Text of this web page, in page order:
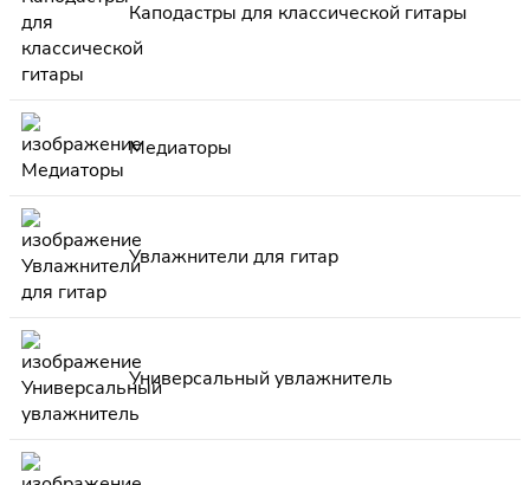
Каподастры для классической гитары
Медиаторы
Увлажнители для гитар
Универсальный увлажнитель